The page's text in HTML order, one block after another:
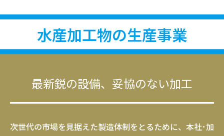
水産加工物の生産事業
最新鋭の設備、妥協のない加工
次世代の市場を見据えた製造体制をとるために、本社･加